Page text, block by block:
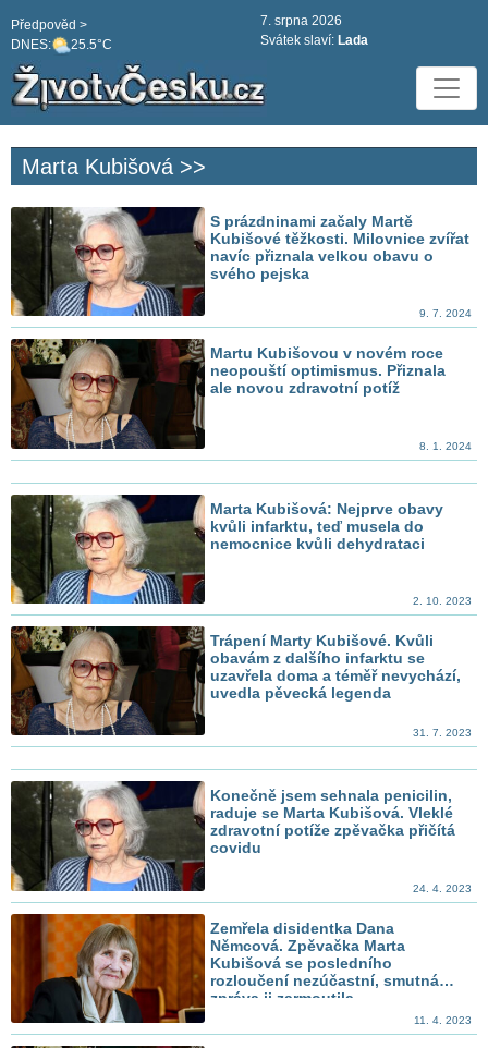
DNES: 25.5°C
Předpověd >
7. srpna 2026
Svátek slaví: Lada
Marta Kubišová >>
S prázdninami začaly Martě
Kubišové těžkosti. Milovnice zvířat
navíc přiznala velkou obavu o
svého pejska
9. 7. 2024
Martu Kubišovou v novém roce
neopouští optimismus. Přiznala
ale novou zdravotní potíž
8. 1. 2024
Marta Kubišová: Nejprve obavy
kvůli infarktu, teď musela do
nemocnice kvůli dehydrataci
2. 10. 2023
Trápení Marty Kubišové. Kvůli
obavám z dalšího infarktu se
uzavřela doma a téměř nevychází,
uvedla pěvecká legenda
31. 7. 2023
Konečně jsem sehnala penicilin,
raduje se Marta Kubišová. Vleklé
zdravotní potíže zpěvačka přičítá
covidu
24. 4. 2023
Zemřela disidentka Dana
Němcová. Zpěvačka Marta
Kubišová se posledního
rozloučení nezúčastní, smutná
zpráva ji zarmoutila
11. 4. 2023